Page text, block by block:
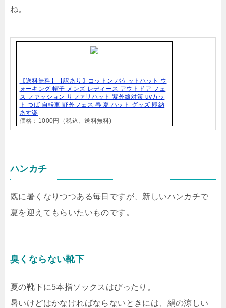
ね。
【送料無料】【訳あり】コットン バケットハット ウ
ォーキング 帽子 メンズ レディース アウトドア フェ
ス ファッション サファリハット 紫外線対策 uvカッ
ト つば 自転車 野外フェス 春 夏 ハット グッズ 即納
あす楽
価格：1000円（税込、送料無料)
ハンカチ
既に暑くなりつつある毎日ですが、新しいハンカチで
夏を迎えてもらいたいものです。
臭くならない靴下
夏の靴下に5本指ソックスはぴったり。
暑いけどはかなければならないときには、絹の涼しい